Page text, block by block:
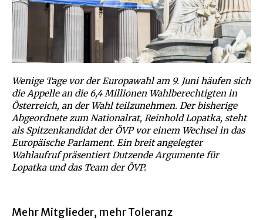
Wenige Tage vor der Europawahl am 9. Juni häufen sich
die Appelle an die 6,4 Millionen Wahlberechtigten in
Österreich, an der Wahl teilzunehmen. Der bisherige
Abgeordnete zum Nationalrat, Reinhold Lopatka, steht
als Spitzenkandidat der ÖVP vor einem Wechsel in das
Europäische Parlament. Ein breit angelegter
Wahlaufruf präsentiert Dutzende Argumente für
Lopatka und das Team der ÖVP.
Mehr Mitglieder, mehr Toleranz